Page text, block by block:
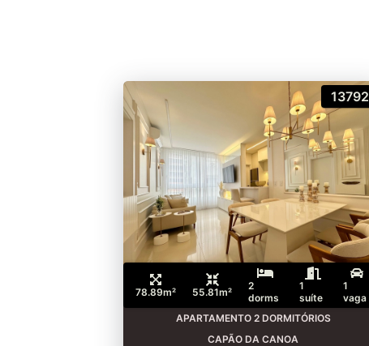
13792
78.89m² 55.81m²
2
dorms
1
suíte
1
vaga
APARTAMENTO 2 DORMITÓRIOS
CAPÃO DA CANOA